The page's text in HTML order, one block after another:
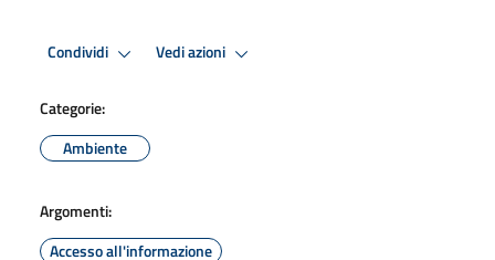
Condividi Vedi azioni
Categorie:
Ambiente
Argomenti:
Accesso all'informazione